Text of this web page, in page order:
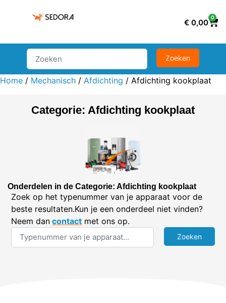
€ 0,00
0
Home / Mechanisch / Afdichting / Afdichting kookplaat
Categorie: Afdichting kookplaat
Onderdelen in de Categorie: Afdichting kookplaat
Zoek op het typenummer van je apparaat voor de
beste resultaten.Kun je een onderdeel niet vinden?
Neem dan contact met ons op.